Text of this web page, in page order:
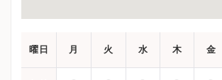
曜日 月 火 水 木 金